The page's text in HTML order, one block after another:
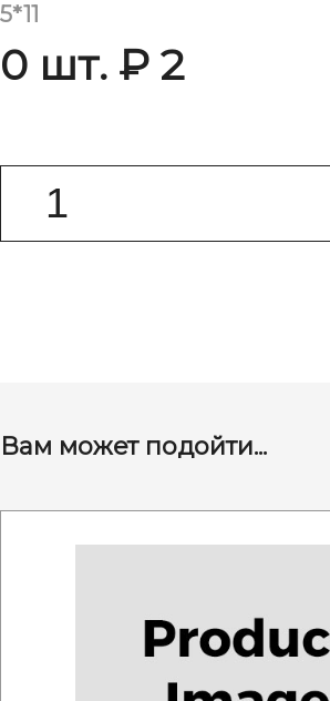
5*11
0 шт. ₽ 2
Вам может подойти...